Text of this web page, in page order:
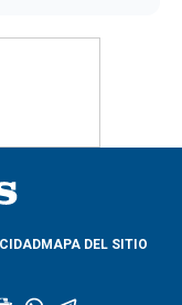
MAPA DEL SITIO